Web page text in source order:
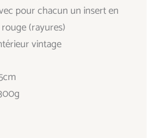
pour chacun un insert en
(rayures)
vintage